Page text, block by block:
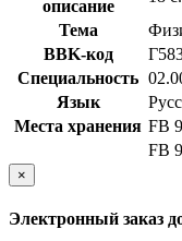
описание
Тема
BBK-код
Специальность
Язык
Места хранения FB
FB
×
Электронный заказ